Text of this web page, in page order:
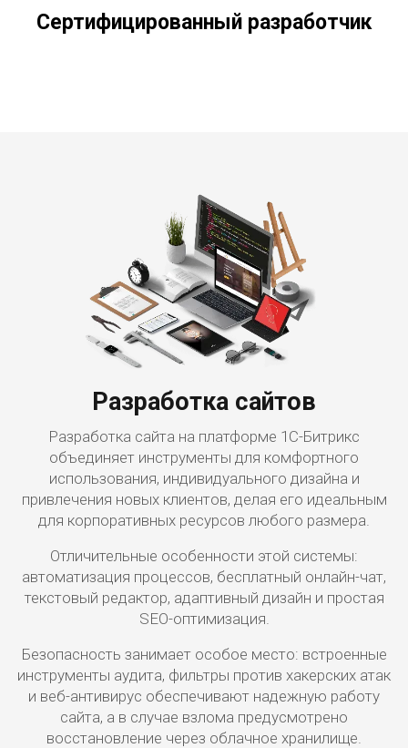
Сертифицированный разработчик
Разработка сайтов
Разработка сайта на платформе 1С-Битрикс
объединяет инструменты для комфортного
использования, индивидуального дизайна и
привлечения новых клиентов, делая его идеальным
для корпоративных ресурсов любого размера.
Отличительные особенности этой системы:
автоматизация процессов, бесплатный онлайн-чат,
текстовый редактор, адаптивный дизайн и простая
SEO-оптимизация.
Безопасность занимает особое место: встроенные
инструменты аудита, фильтры против хакерских атак
и веб-антивирус обеспечивают надежную работу
сайта, а в случае взлома предусмотрено
восстановление через облачное хранилище.